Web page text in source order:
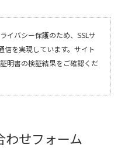
イバシー保護のため、SSLサ
信を実現しています。サイト
明書の検証結果をご確認くだ
わせフォーム